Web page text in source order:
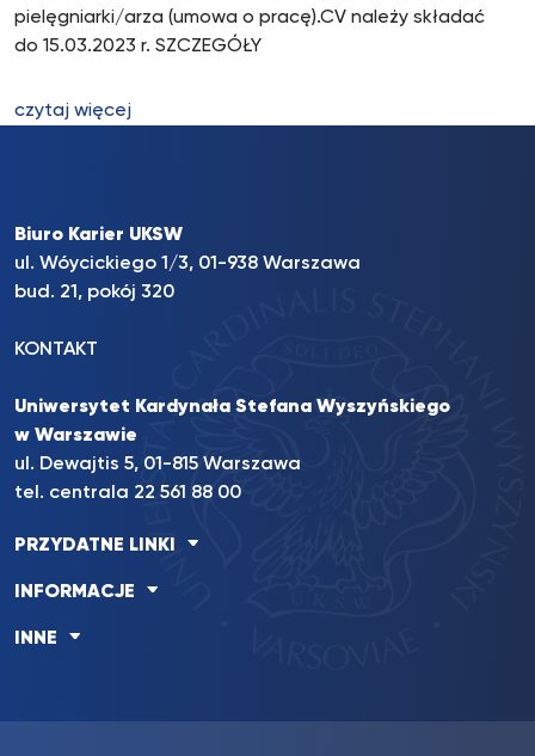
pielęgniarki/arza (umowa o pracę).CV należy składać
do 15.03.2023 r. SZCZEGÓŁY
czytaj więcej
Biuro Karier UKSW
ul. Wóycickiego 1/3, 01-938 Warszawa
bud. 21, pokój 320
KONTAKT
Uniwersytet Kardynała Stefana Wyszyńskiego
w Warszawie
ul. Dewajtis 5, 01-815 Warszawa
tel. centrala 22 561 88 00
PRZYDATNE LINKI
INFORMACJE
INNE